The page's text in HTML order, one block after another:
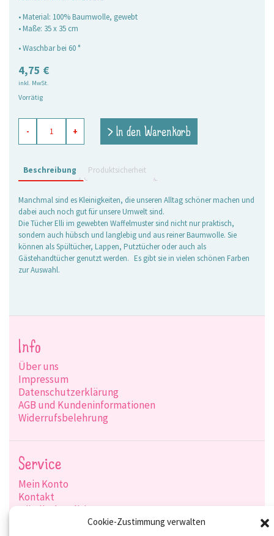
Cookie-Zustimmung verwalten
• Material: 100% Baumwolle, gewebt
• Maße: 35 x 35 cm
• Waschbar bei 60 °
4,75 €
inkl. MwSt.
Vorrätig
Elli
mauve
- + > In den Warenkorb
Beschreibung Produktsicherheit
Manchmal sind es Kleinigkeiten, die unseren Alltag schöner machen und
dabei auch noch gut für unsere Umwelt sind.
Die Tücher Elli im gewebten Waffelmuster sind nicht nur praktisch,
sondern auch hübsch und langlebig und aus reiner Baumwolle. Sie
können als Spültücher, Lappen, Putztücher oder auch als
Gästehandtücher genutzt werden. Es gibt sie in vielen schönen Farben
zur Auswahl.
Info
Über uns
Impressum
Datenschutzerklärung
AGB und Kundeninformationen
Widerrufsbelehrung
Service
Mein Konto
Kontakt
Händlerkonditionen